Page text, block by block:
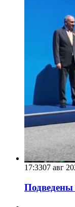
17:3307 авг
Подведены